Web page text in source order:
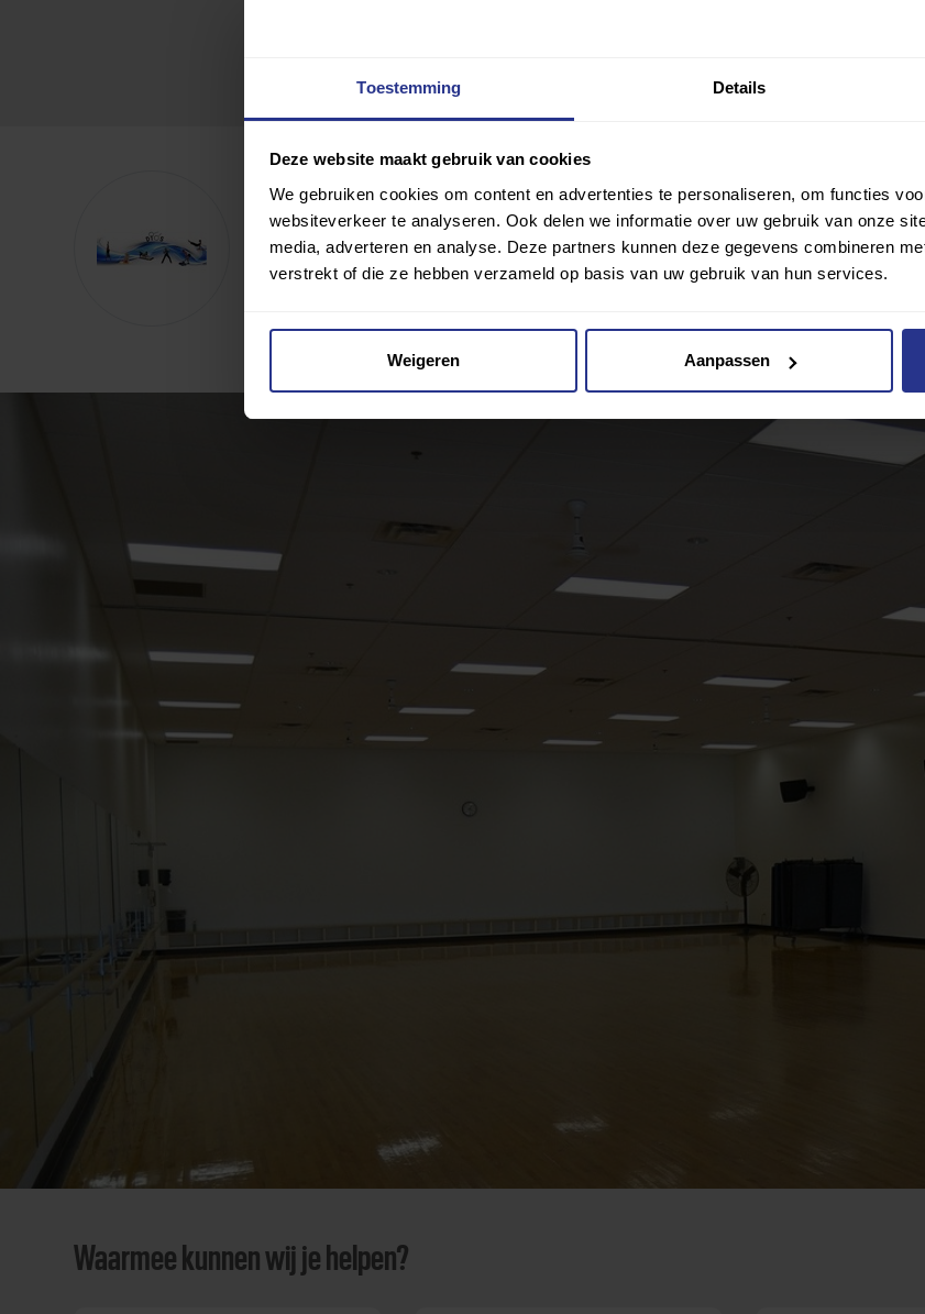
Toestemming Details
Deze website maakt gebruik van cookies
We gebruiken cookies om content en advertenties te personaliseren, om functies
websiteverkeer te analyseren. Ook delen we informatie over uw gebruik van onze
media, adverteren en analyse. Deze partners kunnen deze gegevens combineren
verstrekt of die ze hebben verzameld op basis van uw gebruik van hun services.
Weigeren Aanpassen
DIOS Oost-Souburg
Toevoegen als favoriet Delen Ik
Waarmee kunnen wij je helpen?